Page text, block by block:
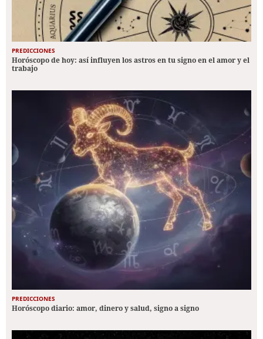
PREDICCIONES
Horóscopo de hoy: así influyen los astros en tu signo en el amor y el
trabajo
PREDICCIONES
Horóscopo diario: amor, dinero y salud, signo a signo